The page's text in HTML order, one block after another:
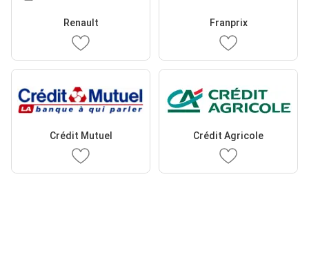
Renault Franprix
Crédit Mutuel Crédit Agricole